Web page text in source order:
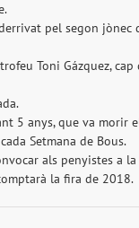
pel segon jònec
Toni Gázquez, cap
5 anys, que va morir
Setmana de Bous.
als penyistes a
la fira de 2018.